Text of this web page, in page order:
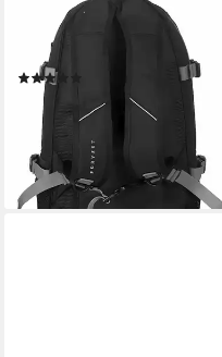
FORVERT
Freizeitrucksack Forvert Ice
Louis Backpack
37,89 € 59,99 €
-37%
lieferbar - in 2-3 Werktagen bei dir